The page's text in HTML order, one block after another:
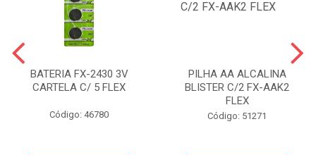
BATERIA FX-2430 3V
CARTELA C/ 5 FLEX
Código: 46780
PILHA AA ALCALINA
BLISTER C/2 FX-AAK2
FLEX
Código: 51271